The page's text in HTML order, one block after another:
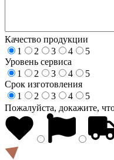
Качество продукции
1
2 3 4
5
Уровень сервиса
1
2 3 4
5
Срок изготовления
1
2 3 4
5
Пожалуйста, докажите,